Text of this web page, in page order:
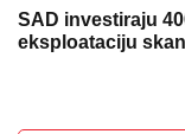
SAD investiraju
eksploataciju